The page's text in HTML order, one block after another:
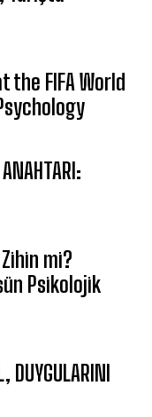
the FIFA World
mi?
Psikolojik
DUYGULARINI